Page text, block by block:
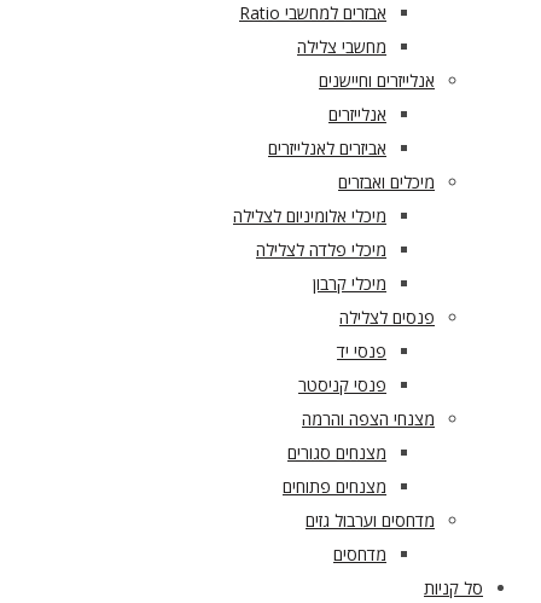
אבזרים למחשבי Ratio
מחשבי צלילה
אנלייזרים וחיישנים
אנלייזרים
אביזרים לאנלייזרים
מיכלים ואבזרים
מיכלי אלומיניום לצלילה
מיכלי פלדה לצלילה
מיכלי קרבון
פנסים לצלילה
פנסי יד
פנסי קניסטר
מצנחי הצפה והרמה
מצנחים סגורים
מצנחים פתוחים
מדחסים וערבול גזים
מדחסים
סל קניות